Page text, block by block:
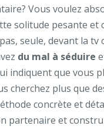
Vous voulez
solitude pesante et
seule, devant la tv
du mal à séduire
indiquent que vous
cherchez plus que
concrète et
partenaire et